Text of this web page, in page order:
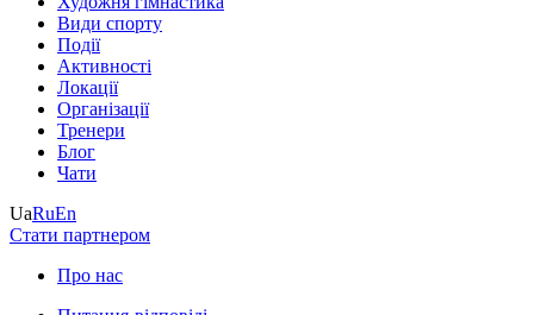
Види спорту
Події
Активності
Локації
Організації
Тренери
Блог
Чати
UaRuEn
Стати партнером
Про нас